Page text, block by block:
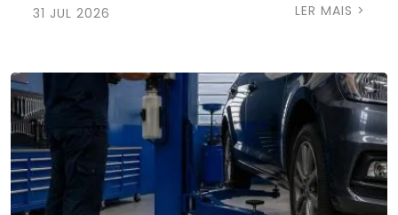
31 JUL 2026 LER MAIS >